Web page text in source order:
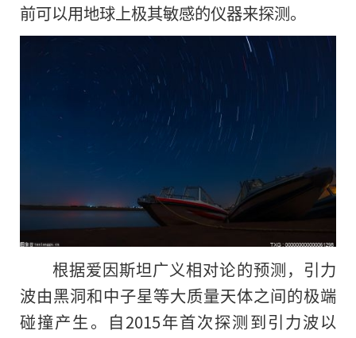
前可以用地球上极其敏感的仪器来探测。
根据爱因斯坦广义相对论的预测，引力
波由黑洞和中子星等大质量天体之间的极端
碰撞产生。自2015年首次探测到引力波以